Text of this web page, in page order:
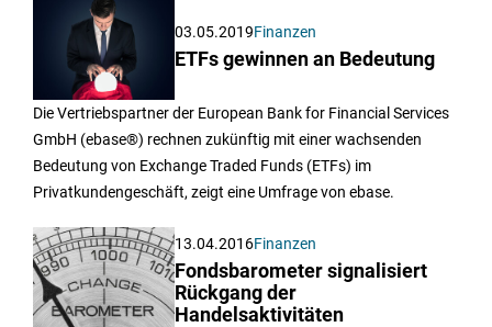
03.05.2019Finanzen
ETFs gewinnen an Bedeutung
Die Vertriebspartner der European Bank for Financial Services
GmbH (ebase®) rechnen zukünftig mit einer wachsenden
Bedeutung von Exchange Traded Funds (ETFs) im
Privatkundengeschäft, zeigt eine Umfrage von ebase.
13.04.2016Finanzen
Fondsbarometer signalisiert
Rückgang der
Handelsaktivitäten